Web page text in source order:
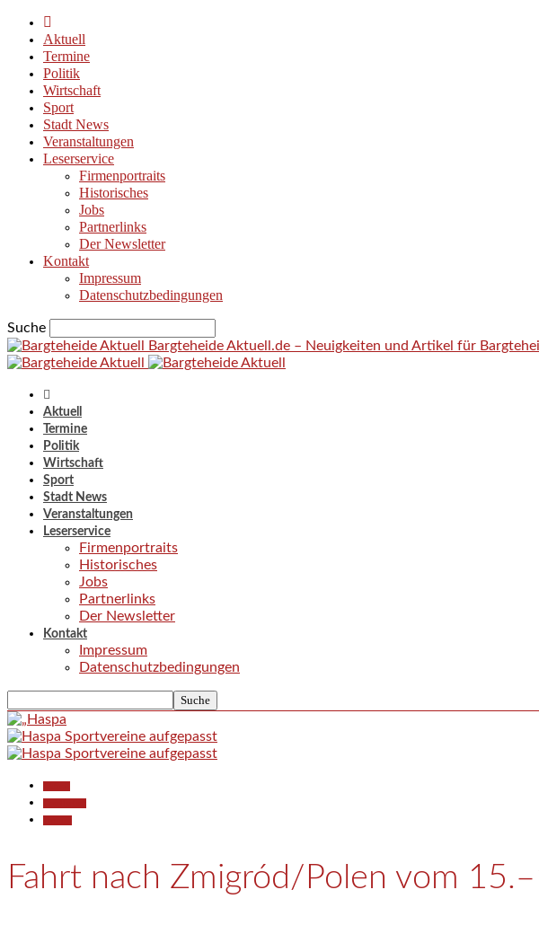
Aktuell
Termine
Politik
Wirtschaft
Sport
Stadt News
Veranstaltungen
Leserservice
Firmenportraits
Historisches
Jobs
Partnerlinks
Der Newsletter
Kontakt
Impressum
Datenschutzbedingungen
Suche
Bargteheide Aktuell.de – Neuigkeiten und Artikel für
Aktuell
Termine
Politik
Wirtschaft
Sport
Stadt News
Veranstaltungen
Leserservice
Firmenportraits
Historisches
Jobs
Partnerlinks
Der Newsletter
Kontakt
Impressum
Datenschutzbedingungen
Fahrt nach Zmigród/Polen vom